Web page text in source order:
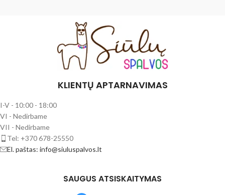
KLIENTŲ APTARNAVIMAS
I-V - 10:00 - 18:00
VI - Nedirbame
VII - Nedirbame
Tel: +370 678-25550
El. paštas: info@siuluspalvos.lt
SAUGUS ATSISKAITYMAS